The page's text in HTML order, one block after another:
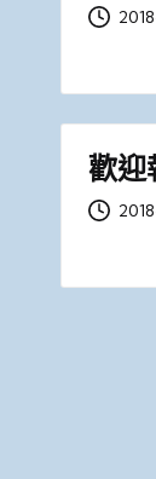
歡迎